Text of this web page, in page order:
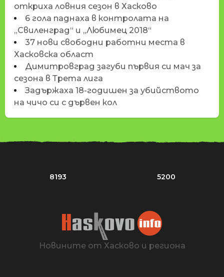
откриха ловния сезон в Хасково
6 гола паднаха в контролата на
„Свиленград“ и „Любимец 2018“
37 нови свободни работни места в
Хасковска област
Димитровград загуби първия си мач за
сезона в Трета лига
Задържаха 18-годишен за убийството
на чичо си с дървен кол
8193 5200
Новините от Хасково и региона